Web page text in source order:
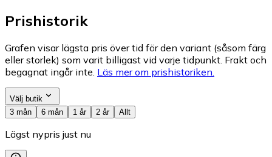
Prishistorik
Grafen visar lägsta pris över tid för den variant (såsom färg
eller storlek) som varit billigast vid varje tidpunkt. Frakt och
begagnat ingår inte. Läs mer om prishistoriken.
Välj butik
3 mån
6 mån 1 år 2 år Allt
Lägst nypris just nu